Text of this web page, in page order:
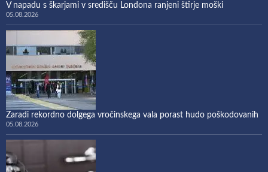
V napadu s škarjami v središču Londona ranjeni štirje moški
05.08.2026
Zaradi rekordno dolgega vročinskega vala porast hudo poškodovanih
05.08.2026